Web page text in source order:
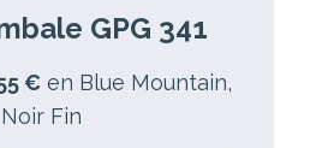
GPG 341
€ en Blue Mountain,
Noir Fin